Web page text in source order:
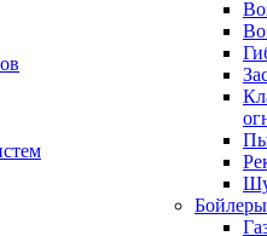
Бойлеры